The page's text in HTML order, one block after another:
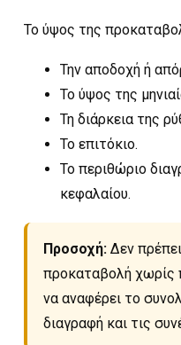
Το ύψος της
Την αποδοχή ή
Το ύψος της
Τη διάρκεια της
Το επιτόκιο.
Το περιθώριο
κεφαλαίου.
Προσοχή: Δεν
προκαταβολή χωρίς
να αναφέρει το
διαγραφή και τις